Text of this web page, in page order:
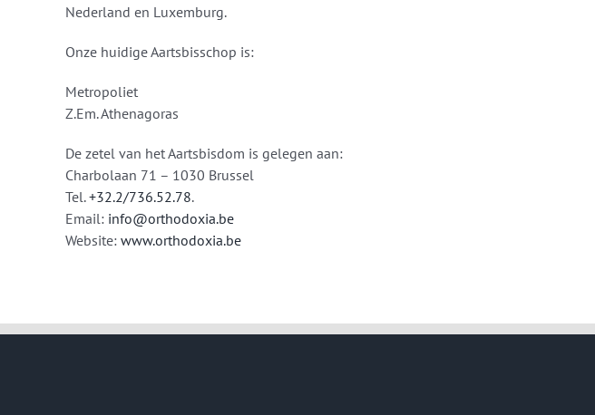
Nederland en Luxemburg.
Onze huidige Aartsbisschop is:
Metropoliet
Z.Em. Athenagoras
De zetel van het Aartsbisdom is gelegen aan:
Charbolaan 71 – 1030 Brussel
Tel.+32.2/736.52.78.
Email: info@orthodoxia.be
Website: www.orthodoxia.be